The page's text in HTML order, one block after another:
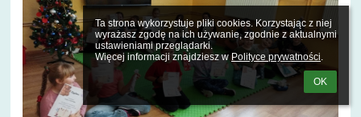
Ta strona wykorzystuje pliki cookies. Korzystając z niej
wyrażasz zgodę na ich używanie, zgodnie z aktualnymi
ustawieniami przeglądarki.
Więcej informacji znajdziesz w Polityce prywatności.
OK